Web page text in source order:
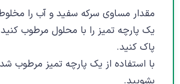
مقدار مساوی سرکه سفید و آب را
یک پارچه تمیز را با محلول مرطوب کنید
پاک کنید.
با استفاده از یک پارچه تمیز مرطوب
بشویید.